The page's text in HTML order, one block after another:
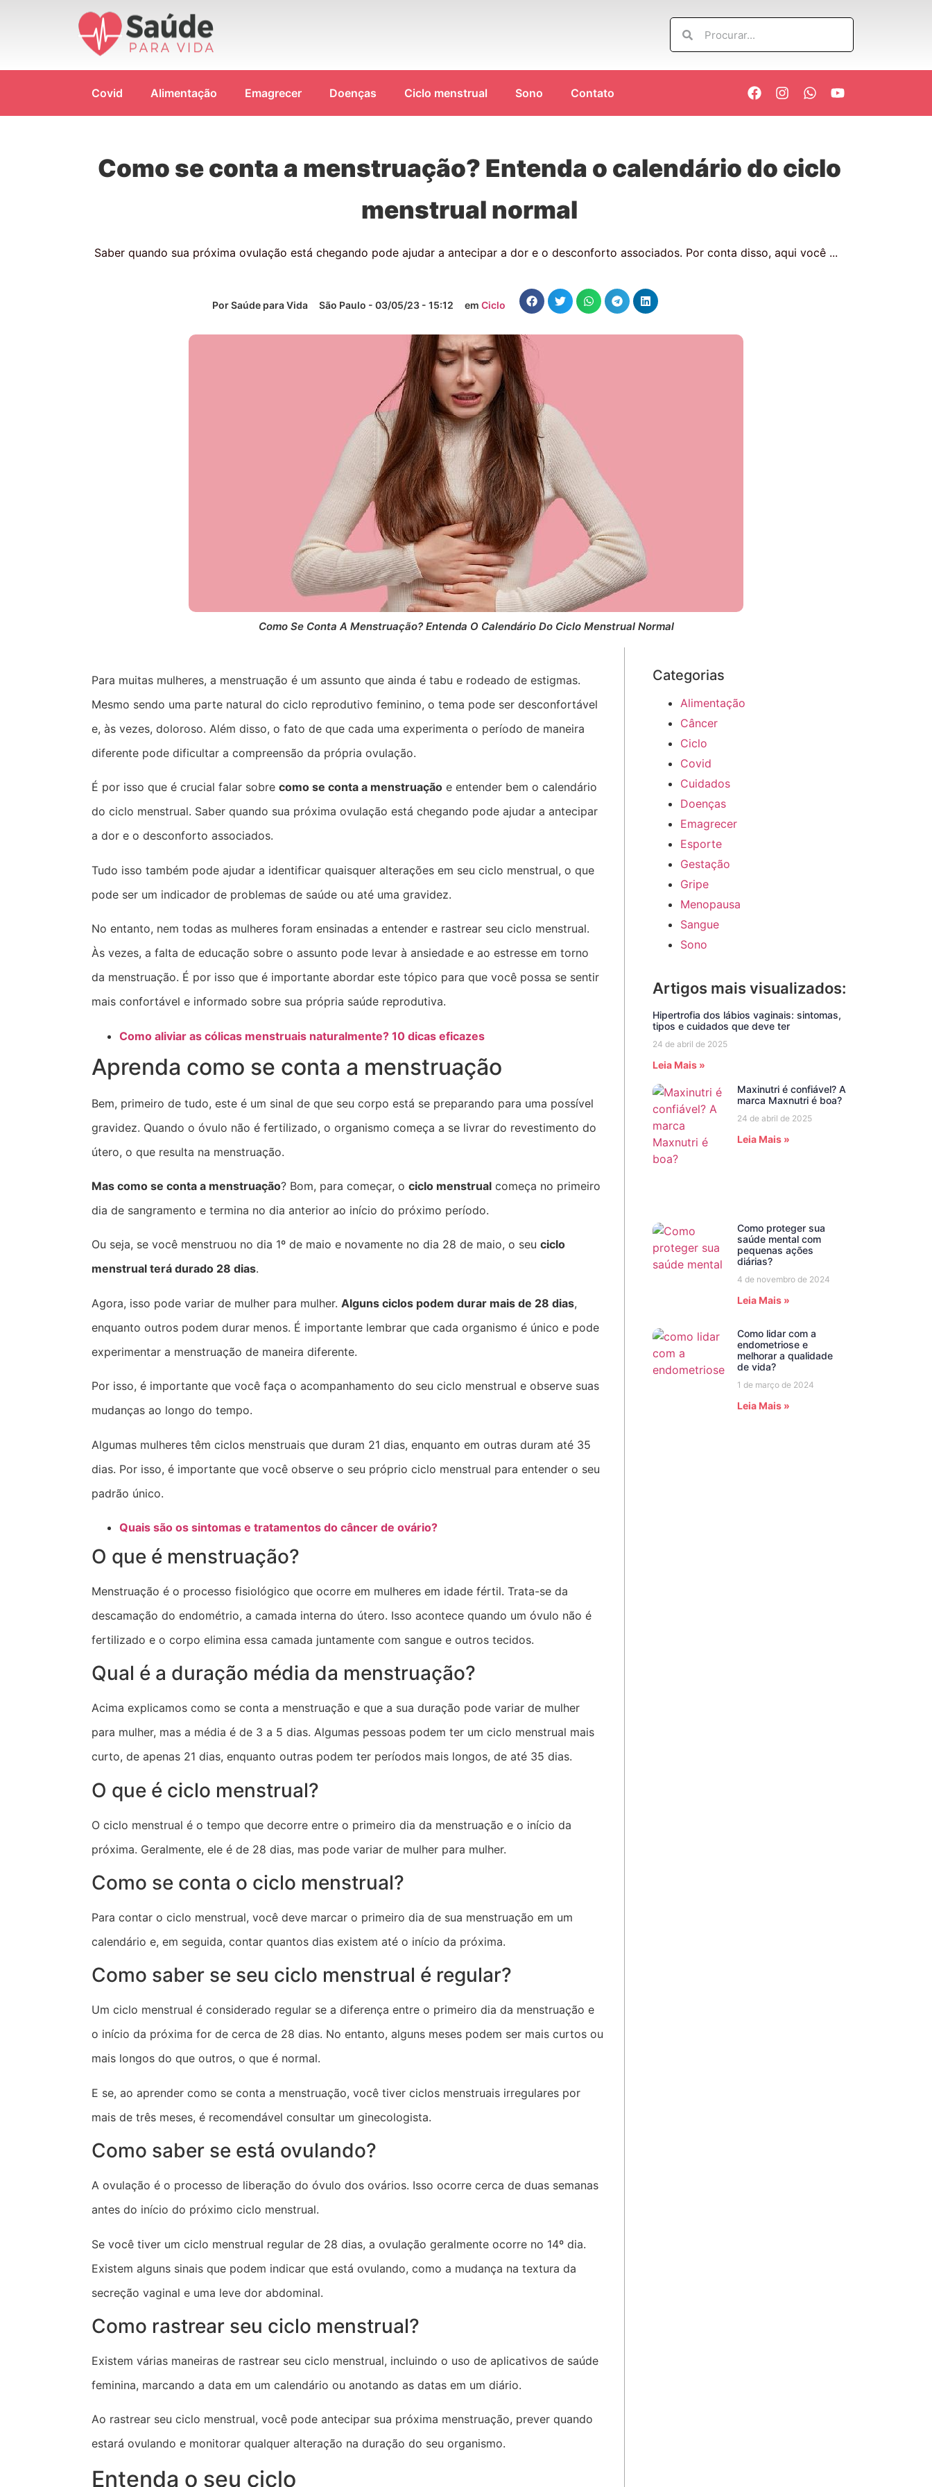
Covid Alimentação Emagrecer Doenças Ciclo menstrual Sono Contato
Como se conta a menstruação? Entenda o calendário do ciclo
menstrual normal
Saber quando sua próxima ovulação está chegando pode ajudar a antecipar a dor e o desconforto associados. Por conta disso, aqui você ...
PorSaúde para Vida São Paulo - 03/05/23 - 15:12 em Ciclo
Como Se Conta A Menstruação? Entenda O Calendário Do Ciclo Menstrual Normal
Para muitas mulheres, a menstruação é um assunto que ainda é tabu e rodeado de estigmas.
Mesmo sendo uma parte natural do ciclo reprodutivo feminino, o tema pode ser desconfortável
e, às vezes, doloroso. Além disso, o fato de que cada uma experimenta o período de maneira
diferente pode dificultar a compreensão da própria ovulação.
É por isso que é crucial falar sobre como se conta a menstruação e entender bem o calendário
do ciclo menstrual. Saber quando sua próxima ovulação está chegando pode ajudar a antecipar
a dor e o desconforto associados.
Tudo isso também pode ajudar a identificar quaisquer alterações em seu ciclo menstrual, o que
pode ser um indicador de problemas de saúde ou até uma gravidez.
No entanto, nem todas as mulheres foram ensinadas a entender e rastrear seu ciclo menstrual.
Às vezes, a falta de educação sobre o assunto pode levar à ansiedade e ao estresse em torno
da menstruação. É por isso que é importante abordar este tópico para que você possa se sentir
mais confortável e informado sobre sua própria saúde reprodutiva.
Como aliviar as cólicas menstruais naturalmente? 10 dicas eficazes
Aprenda como se conta a menstruação
Bem, primeiro de tudo, este é um sinal de que seu corpo está se preparando para uma possível
gravidez. Quando o óvulo não é fertilizado, o organismo começa a se livrar do revestimento do
útero, o que resulta na menstruação.
Mas como se conta a menstruação? Bom, para começar, o ciclo menstrual começa no primeiro
dia de sangramento e termina no dia anterior ao início do próximo período.
Ou seja, se você menstruou no dia 1º de maio e novamente no dia 28 de maio, o seu ciclo
menstrual terá durado 28 dias.
Agora, isso pode variar de mulher para mulher. Alguns ciclos podem durar mais de 28 dias,
enquanto outros podem durar menos. É importante lembrar que cada organismo é único e pode
experimentar a menstruação de maneira diferente.
Por isso, é importante que você faça o acompanhamento do seu ciclo menstrual e observe suas
mudanças ao longo do tempo.
Algumas mulheres têm ciclos menstruais que duram 21 dias, enquanto em outras duram até 35
dias. Por isso, é importante que você observe o seu próprio ciclo menstrual para entender o seu
padrão único.
Quais são os sintomas e tratamentos do câncer de ovário?
O que é menstruação?
Menstruação é o processo fisiológico que ocorre em mulheres em idade fértil. Trata-se da
descamação do endométrio, a camada interna do útero. Isso acontece quando um óvulo não é
fertilizado e o corpo elimina essa camada juntamente com sangue e outros tecidos.
Qual é a duração média da menstruação?
Acima explicamos como se conta a menstruação e que a sua duração pode variar de mulher
para mulher, mas a média é de 3 a 5 dias. Algumas pessoas podem ter um ciclo menstrual mais
curto, de apenas 21 dias, enquanto outras podem ter períodos mais longos, de até 35 dias.
O que é ciclo menstrual?
O ciclo menstrual é o tempo que decorre entre o primeiro dia da menstruação e o início da
próxima. Geralmente, ele é de 28 dias, mas pode variar de mulher para mulher.
Como se conta o ciclo menstrual?
Para contar o ciclo menstrual, você deve marcar o primeiro dia de sua menstruação em um
calendário e, em seguida, contar quantos dias existem até o início da próxima.
Como saber se seu ciclo menstrual é regular?
Um ciclo menstrual é considerado regular se a diferença entre o primeiro dia da menstruação e
o início da próxima for de cerca de 28 dias. No entanto, alguns meses podem ser mais curtos ou
mais longos do que outros, o que é normal.
E se, ao aprender como se conta a menstruação, você tiver ciclos menstruais irregulares por
mais de três meses, é recomendável consultar um ginecologista.
Como saber se está ovulando?
A ovulação é o processo de liberação do óvulo dos ovários. Isso ocorre cerca de duas semanas
antes do início do próximo ciclo menstrual.
Se você tiver um ciclo menstrual regular de 28 dias, a ovulação geralmente ocorre no 14º dia.
Existem alguns sinais que podem indicar que está ovulando, como a mudança na textura da
secreção vaginal e uma leve dor abdominal.
Como rastrear seu ciclo menstrual?
Existem várias maneiras de rastrear seu ciclo menstrual, incluindo o uso de aplicativos de saúde
feminina, marcando a data em um calendário ou anotando as datas em um diário.
Ao rastrear seu ciclo menstrual, você pode antecipar sua próxima menstruação, prever quando
estará ovulando e monitorar qualquer alteração na duração do seu organismo.
Entenda o seu ciclo
Categorias
Alimentação
Câncer
Ciclo
Covid
Cuidados
Doenças
Emagrecer
Esporte
Gestação
Gripe
Menopausa
Sangue
Sono
Artigos mais visualizados:
Hipertrofia dos lábios vaginais: sintomas,
tipos e cuidados que deve ter
24 de abril de 2025
Leia Mais »
Maxinutri é confiável? A
marca Maxnutri é boa?
24 de abril de 2025
Leia Mais »
Como proteger sua
saúde mental com
pequenas ações
diárias?
4 de novembro de 2024
Leia Mais »
Como lidar com a
endometriose e
melhorar a qualidade
de vida?
1 de março de 2024
Leia Mais »